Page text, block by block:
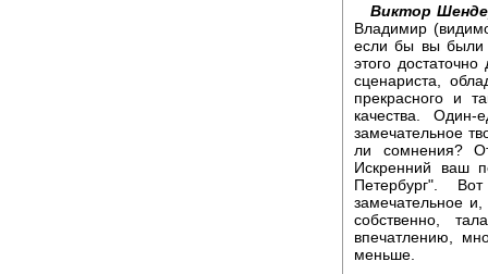
Виктор
Владимир
если бы вы были
этого
сценариста,
прекрасного и
качества.
замечательное
ли сомнения?
Искренний ваш
Петербург".
замечательное
собственно,
впечатлению,
меньше.